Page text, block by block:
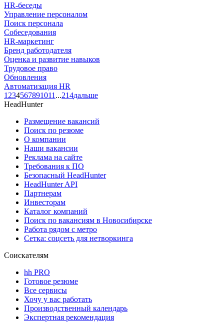
HR-беседы
Управление персоналом
Поиск персонала
Собеседования
HR-маркетинг
Бренд работодателя
Оценка и развитие навыков
Трудовое право
Обновления
Автоматизация HR
1 234567891011 ...214дальше
HeadHunter
Размещение вакансий
Поиск по резюме
О компании
Наши вакансии
Реклама на сайте
Требования к ПО
Безопасный HeadHunter
HeadHunter API
Партнерам
Инвесторам
Каталог компаний
Поиск по вакансиям в Новосибирске
Работа рядом с метро
Сетка: соцсеть для нетворкинга
Соискателям
hh PRO
Готовое резюме
Все сервисы
Хочу у вас работать
Производственный календарь
Экспертная рекомендация